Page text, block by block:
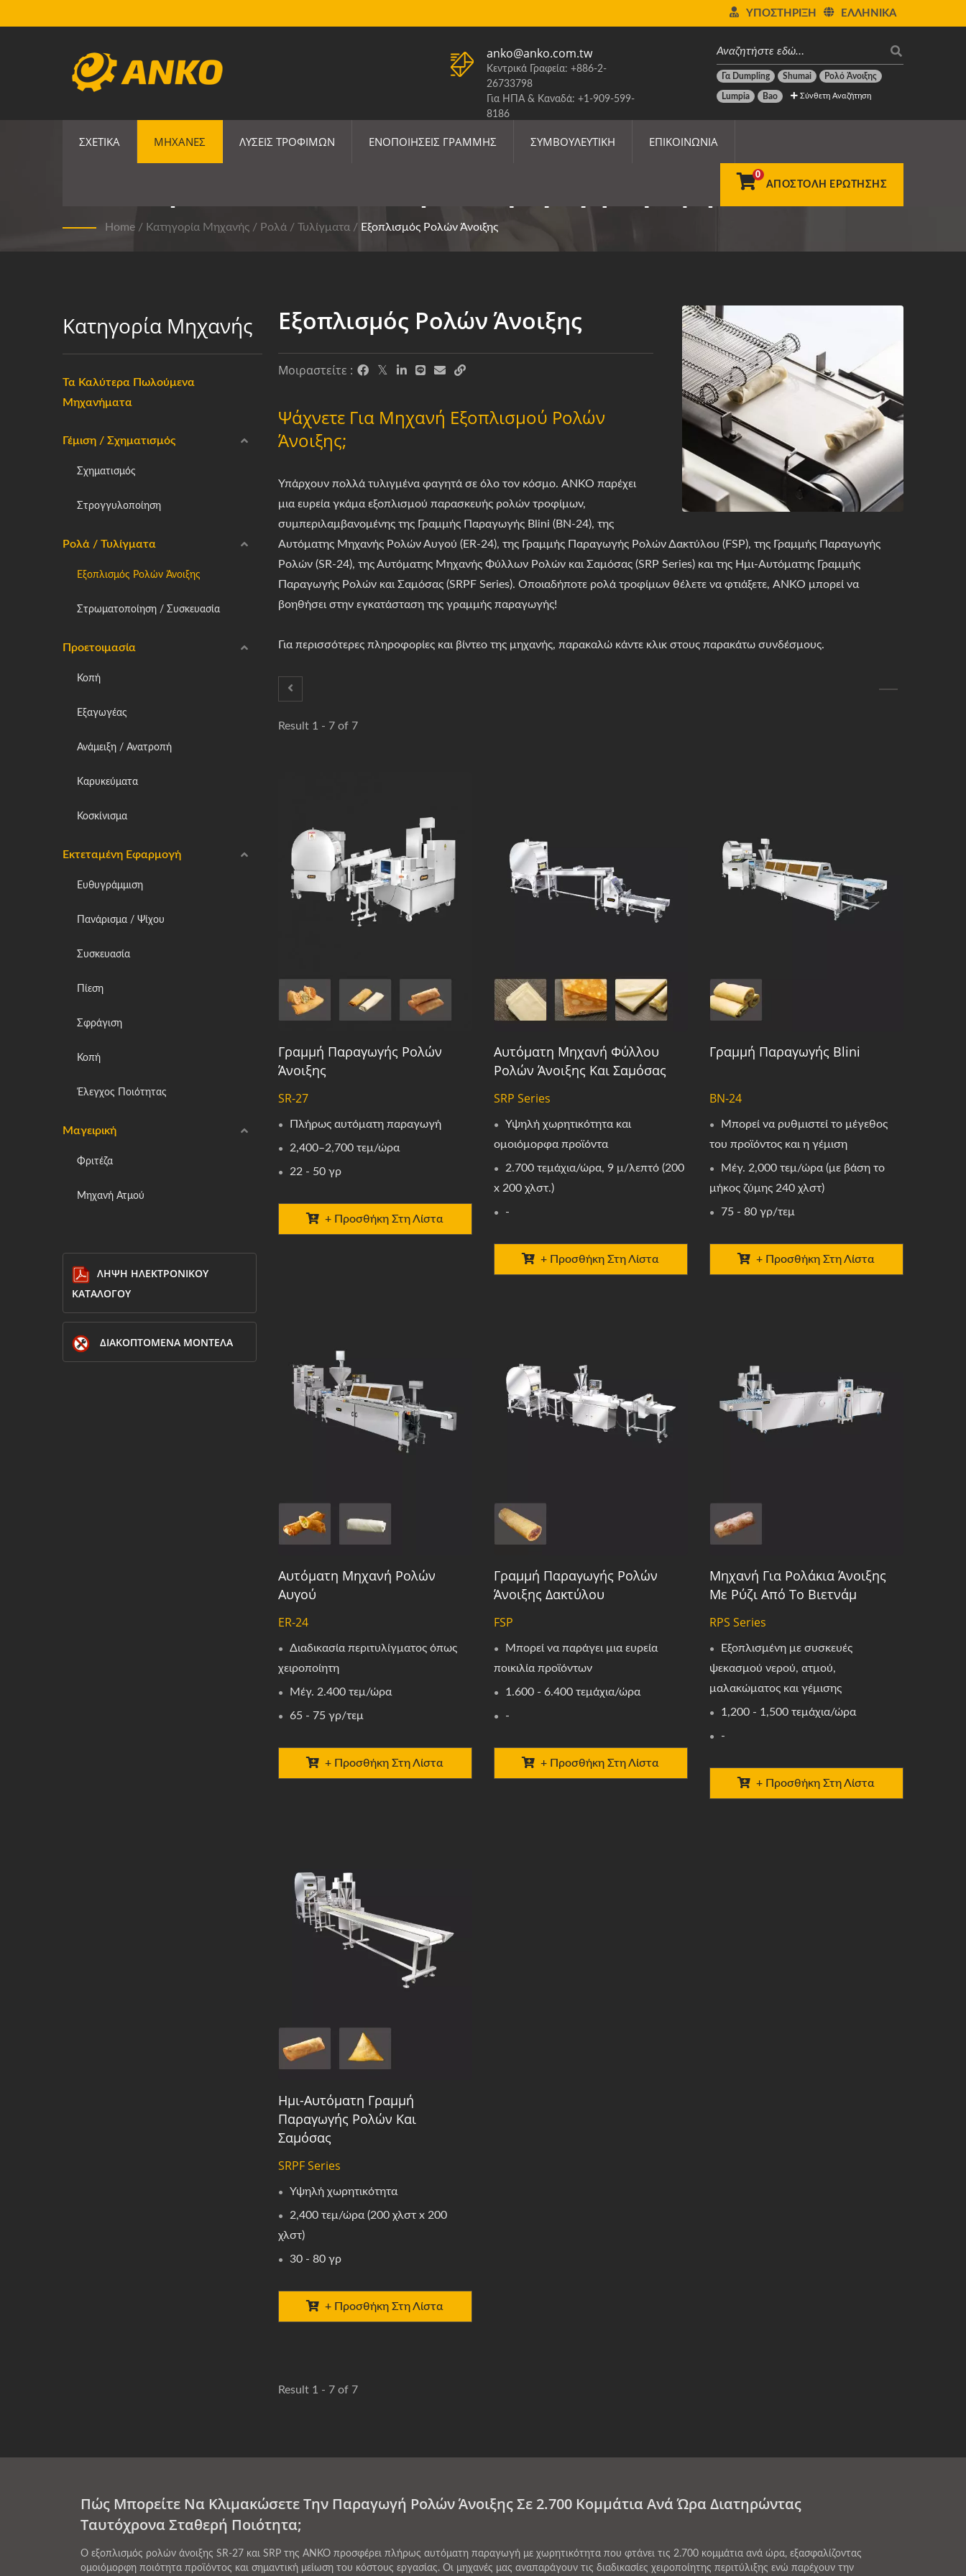
ΕΛΛΗΝΙΚΆ
ΥΠΟΣΤΉΡΙΞΗ
Γα Dumpling Shumai Ρολό Άνοιξης
Lumpia Bao Σύνθετη Αναζήτηση
anko@anko.com.tw
Κεντρικά Γραφεία: +886-2-
26733798
Για ΗΠΑ & Καναδά: +1-909-599-
8186
ΣΧΕΤΙΚΆ ΜΗΧΑΝΈΣ ΛΎΣΕΙΣ ΤΡΟΦΊΜΩΝ ΕΝΟΠΟΙΉΣΕΙΣ ΓΡΑΜΜΉΣ ΣΥΜΒΟΥΛΕΥΤΙΚΉ ΕΠΙΚΟΙΝΩΝΊΑ
0
ΑΠΟΣΤΟΛΉ ΕΡΏΤΗΣΗΣ
Εξοπλισμός Ρολών Εξοπλισμός Παραγωγής Τροφίμων
Home / Κατηγορία Μηχανής / Ρολά / Τυλίγματα / Εξοπλισμός Ρολών Άνοιξης
Κατηγορία Μηχανής
Τα Καλύτερα Πωλούμενα
Μηχανήματα
Γέμιση / Σχηματισμός
Σχηματισμός
Στρογγυλοποίηση
Ρολά / Τυλίγματα
Εξοπλισμός Ρολών Άνοιξης
Στρωματοποίηση / Συσκευασία
Προετοιμασία
Κοπή
Εξαγωγέας
Ανάμειξη / Ανατροπή
Καρυκεύματα
Κοσκίνισμα
Εκτεταμένη Εφαρμογή
Ευθυγράμμιση
Πανάρισμα / Ψίχου
Συσκευασία
Πίεση
Σφράγιση
Κοπή
Έλεγχος Ποιότητας
Μαγειρική
Φριτέζα
Μηχανή Ατμού
ΛΉΨΗ ΗΛΕΚΤΡΟΝΙΚΟΎ
ΚΑΤΑΛΌΓΟΥ
ΔΙΑΚΟΠΤΌΜΕΝΑ ΜΟΝΤΈΛΑ
Εξοπλισμός Ρολών Άνοιξης
Μοιραστείτε :
Ψάχνετε Για Μηχανή Εξοπλισμού Ρολών
Άνοιξης;
Υπάρχουν πολλά τυλιγμένα φαγητά σε όλο τον κόσμο. ANKO παρέχει
μια ευρεία γκάμα εξοπλισμού παρασκευής ρολών τροφίμων,
συμπεριλαμβανομένης της Γραμμής Παραγωγής Blini (BN-24), της
Αυτόματης Μηχανής Ρολών Αυγού (ER-24), της Γραμμής Παραγωγής Ρολών Δακτύλου (FSP), της Γραμμής Παραγωγής
Ρολών (SR-24), της Αυτόματης Μηχανής Φύλλων Ρολών και Σαμόσας (SRP Series) και της Ημι-Αυτόματης Γραμμής
Παραγωγής Ρολών και Σαμόσας (SRPF Series). Οποιαδήποτε ρολά τροφίμων θέλετε να φτιάξετε, ANKO μπορεί να
βοηθήσει στην εγκατάσταση της γραμμής παραγωγής!
Για περισσότερες πληροφορίες και βίντεο της μηχανής, παρακαλώ κάντε κλικ στους παρακάτω συνδέσμους.
Result 1 - 7 of 7
Γραμμή Παραγωγής Ρολών
Άνοιξης
SR-27
Πλήρως αυτόματη παραγωγή
2,400–2,700 τεμ/ώρα
22 - 50 γρ
+ Προσθήκη Στη Λίστα
Αυτόματη Μηχανή Φύλλου
Ρολών Άνοιξης Και Σαμόσας
SRP Series
Υψηλή χωρητικότητα και
ομοιόμορφα προϊόντα
2.700 τεμάχια/ώρα, 9 μ/λεπτό (200
x 200 χλστ.)
-
+ Προσθήκη Στη Λίστα
Γραμμή Παραγωγής Blini
BN-24
Μπορεί να ρυθμιστεί το μέγεθος
του προϊόντος και η γέμιση
Μέγ. 2,000 τεμ/ώρα (με βάση το
μήκος ζύμης 240 χλστ)
75 - 80 γρ/τεμ
+ Προσθήκη Στη Λίστα
Αυτόματη Μηχανή Ρολών
Αυγού
ER-24
Διαδικασία περιτυλίγματος όπως
χειροποίητη
Μέγ. 2.400 τεμ/ώρα
65 - 75 γρ/τεμ
+ Προσθήκη Στη Λίστα
Γραμμή Παραγωγής Ρολών
Άνοιξης Δακτύλου
FSP
Μπορεί να παράγει μια ευρεία
ποικιλία προϊόντων
1.600 - 6.400 τεμάχια/ώρα
-
+ Προσθήκη Στη Λίστα
Μηχανή Για Ρολάκια Άνοιξης
Με Ρύζι Από Το Βιετνάμ
RPS Series
Εξοπλισμένη με συσκευές
ψεκασμού νερού, ατμού,
μαλακώματος και γέμισης
1,200 - 1,500 τεμάχια/ώρα
-
+ Προσθήκη Στη Λίστα
Ημι-Αυτόματη Γραμμή
Παραγωγής Ρολών Και
Σαμόσας
SRPF Series
Υψηλή χωρητικότητα
2,400 τεμ/ώρα (200 χλστ x 200
χλστ)
30 - 80 γρ
+ Προσθήκη Στη Λίστα
Result 1 - 7 of 7
Πώς Μπορείτε Να Κλιμακώσετε Την Παραγωγή Ρολών Άνοιξης Σε 2.700 Κομμάτια Ανά Ώρα Διατηρώντας
Ταυτόχρονα Σταθερή Ποιότητα;
Ο εξοπλισμός ρολών άνοιξης SR-27 και SRP της ANKO προσφέρει πλήρως αυτόματη παραγωγή με χωρητικότητα που φτάνει τις 2.700 κομμάτια ανά ώρα, εξασφαλίζοντας
ομοιόμορφη ποιότητα προϊόντος και σημαντική μείωση του κόστους εργασίας. Οι μηχανές μας αναπαράγουν τις διαδικασίες χειροποίητης περιτύλιξης ενώ παρέχουν την